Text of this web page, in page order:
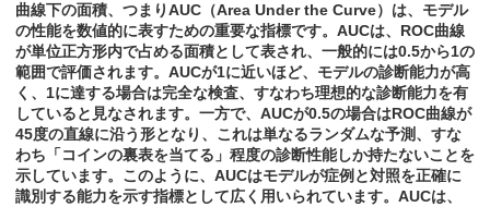
曲線下の面積、つまりAUC（Area Under the Curve）は、モデル
の性能を数値的に表すための重要な指標です。AUCは、ROC曲線
が単位正方形内で占める面積として表され、一般的には0.5から1の
範囲で評価されます。AUCが1に近いほど、モデルの診断能力が高
く、1に達する場合は完全な検査、すなわち理想的な診断能力を有
していると見なされます。一方で、AUCが0.5の場合はROC曲線が
45度の直線に沿う形となり、これは単なるランダムな予測、すな
わち「コインの裏表を当てる」程度の診断性能しか持たないことを
示しています。このように、AUCはモデルが症例と対照を正確に
識別する能力を示す指標として広く用いられています。AUCは、